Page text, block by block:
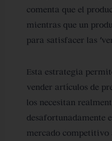
comenta que el
mientras que un
para satisfacer las
Esta estrategia
vender artículos de
los necesitan
desafortunadamente
mercado